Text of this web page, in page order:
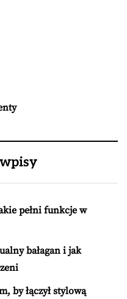
pełni funkcje w
bałagan i jak
by łączył stylową